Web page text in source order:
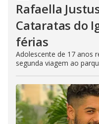
Rafaella
Cataratas do
férias
Adolescente de 17 anos
segunda viagem ao